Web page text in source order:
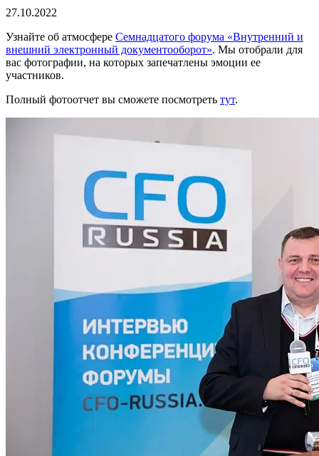
27.10.2022
Узнайте об атмосфере Семнадцатого форума «Внутренний и
внешний электронный документооборот». Мы отобрали для
вас фотографии, на которых запечатлены эмоции ее
участников.
Полный фотоотчет вы сможете посмотреть тут.